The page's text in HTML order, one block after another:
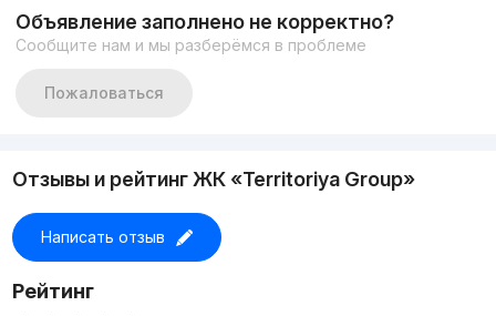
Цена-118 000$
+998917878883
Объявление заполнено не корректно?
Сообщите нам и мы разберёмся в проблеме
Пожаловаться
Отзывы и рейтинг ЖК «Territoriya Group»
Написать отзыв
Рейтинг